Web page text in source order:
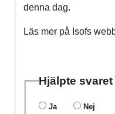
denna dag.
Läs mer på Isofs
Hjälpte
Ja Nej